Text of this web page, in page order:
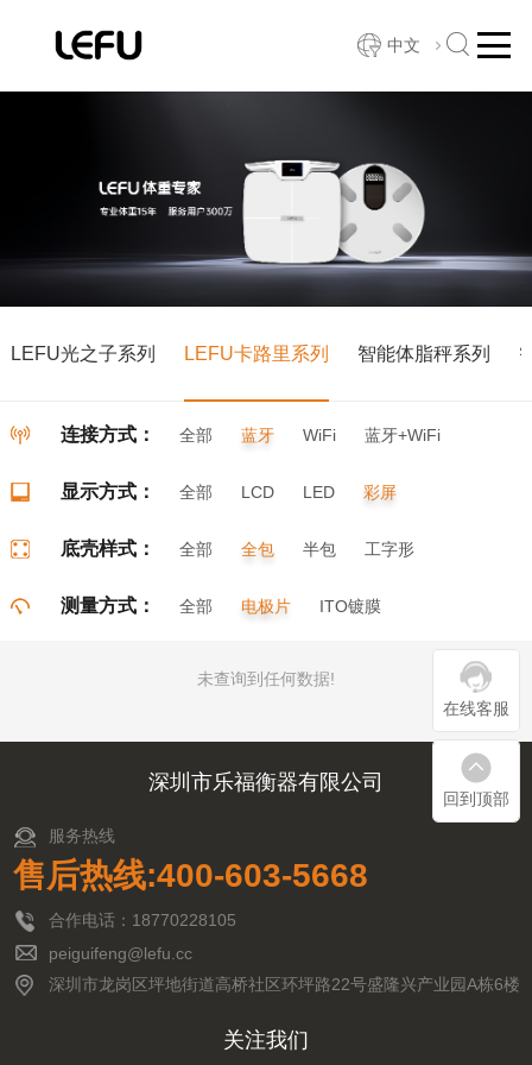
在线客服
回到顶部
中文
LEFU光之子系列 LEFU卡路里系列 智能体脂秤系列
连接方式： 全部 蓝牙 WiFi 蓝牙+WiFi
显示方式： 全部 LCD LED 彩屏
底壳样式： 全部 全包 半包
工字形
测量方式： 全部 电极片 ITO镀膜
未查询到任何数据!
深圳市乐福衡器有限公司
服务热线
售后热线:400-603-5668
合作电话：18770228105
peiguifeng@lefu.cc
深圳市龙岗区坪地街道高桥社区环坪路22号盛隆兴产业园A栋6楼
关注我们